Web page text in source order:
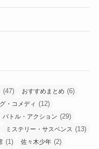
(47) おすすめまとめ (6)
・コメディ (12)
バトル・アクション (29)
ミステリー・サスペンス (13)
(1) 佐々木少年 (2)